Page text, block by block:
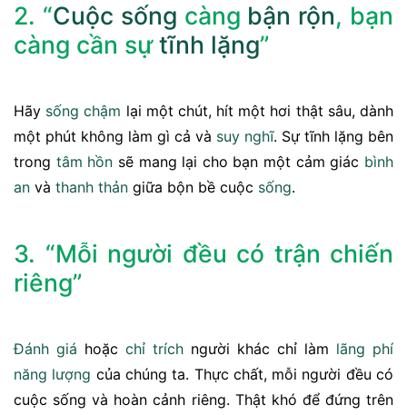
2. “Cuộc sống càng bận rộn, bạn
càng cần sựtĩnh lặng”
Hãy sống chậm lại một chút, hít một hơi thật sâu, dành
một phút không làm gì cả và suy nghĩ. Sự tĩnh lặng bên
trong tâm hồn sẽ mang lại cho bạn một cảm giác bình
an và thanh thản giữa bộn bề cuộc sống.
3. “Mỗi người đều có trận chiến
riêng”
Đánh giá hoặc chỉ trích người khác chỉ làm lãng phí
năng lượng của chúng ta. Thực chất, mỗi người đều có
cuộc sống và hoàn cảnh riêng. Thật khó để đứng trên